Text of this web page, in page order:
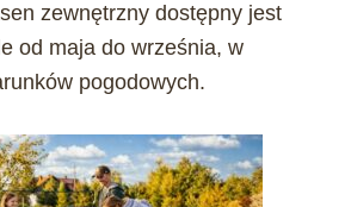
zewnętrzny dostępny jest
od maja do września, w
pogodowych.